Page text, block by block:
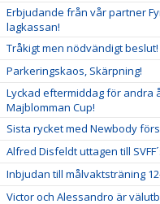
Erbjudande från vår partner
lagkassan!
Tråkigt men nödvändigt beslut!
Parkeringskaos, Skärpning!
Lyckad eftermiddag för andra
Majblomman Cup!
Sista rycket med Newbody
Alfred Disfeldt uttagen till
Inbjudan till målvaktsträning
Victor och Alessandro är